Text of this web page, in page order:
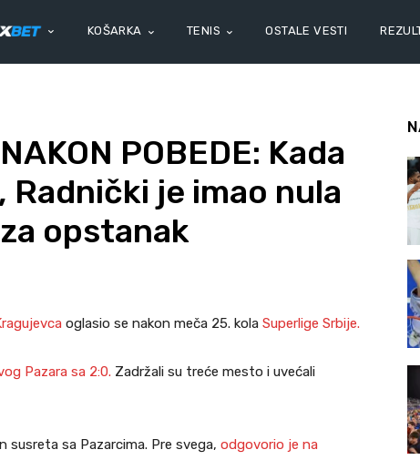
KOŠARKA TENIS OSTALE VESTI
POBEDE: Kada
Radnički je imao nula
opstanak
oglasio se nakon meča 25. kola Superlige Srbije.
Pazara sa 2:0. Zadržali su treće mesto i uvećali
susreta sa Pazarcima. Pre svega, odgovorio je na